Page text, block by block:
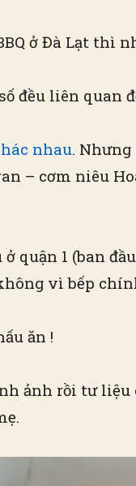
ở Đà Lạt thì
đều liên quan
nhau.
– cơm niêu
quận 1 (ban
vì bếp
ăn !
ảnh rồi tư